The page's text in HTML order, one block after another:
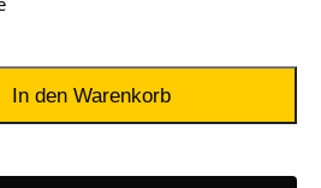
In den Warenkorb